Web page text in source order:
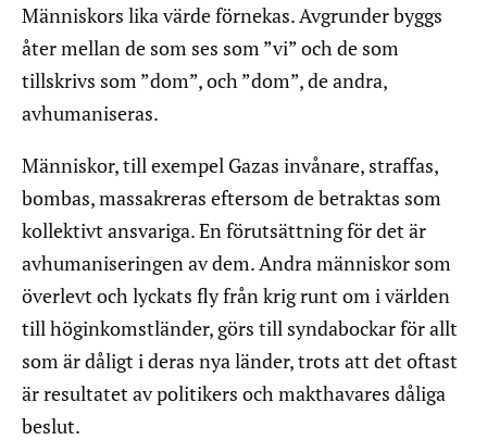
Människors lika värde förnekas. Avgrunder byggs
åter mellan de som ses som ”vi” och de som
tillskrivs som ”dom”, och ”dom”, de andra,
avhumaniseras.
Människor, till exempel Gazas invånare, straffas,
bombas, massakreras eftersom de betraktas som
kollektivt ansvariga. En förutsättning för det är
avhumaniseringen av dem. Andra människor som
överlevt och lyckats fly från krig runt om i världen
till höginkomstländer, görs till syndabockar för allt
som är dåligt i deras nya länder, trots att det oftast
är resultatet av politikers och makthavares dåliga
beslut.